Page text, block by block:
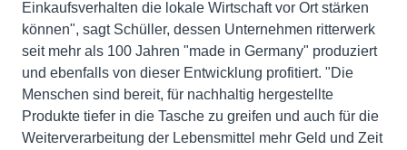
Einkaufsverhalten die lokale Wirtschaft vor Ort stärken
können", sagt Schüller, dessen Unternehmen ritterwerk
seit mehr als 100 Jahren "made in Germany" produziert
und ebenfalls von dieser Entwicklung profitiert. "Die
Menschen sind bereit, für nachhaltig hergestellte
Produkte tiefer in die Tasche zu greifen und auch für die
Weiterverarbeitung der Lebensmittel mehr Geld und Zeit